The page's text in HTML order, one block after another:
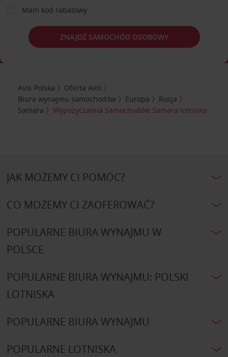
Mam kod rabatowy
ZNAJDŹ SAMOCHÓD OSOBOWY
Avis Polska
Oferta Avis
Biura wynajmu samochodów
Europa
Rosja
Samara
Wypożyczalnia Samochodów Samara lotnisko
JAK MOŻEMY CI POMÓC?
CO MOŻEMY CI ZAOFEROWAĆ?
POPULARNE BIURA WYNAJMU W
POLSCE
POPULARNE BIURA WYNAJMU: POLSKI
LOTNISKA
POPULARNE BIURA WYNAJMU
POPULARNE LOTNISKA